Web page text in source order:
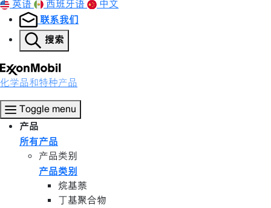
英语
西班牙语 中文
联系我们
搜索
化学品和特种产品
Toggle menu
产品
所有产品
产品类别
产品类别
烷基萘
丁基聚合物